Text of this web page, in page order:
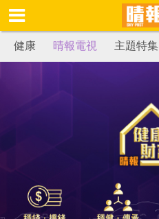
健康 晴報電視 主題特集